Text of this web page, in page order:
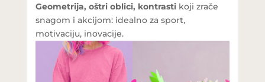
Geometrija, oštri oblici, kontrastikoji zrače
snagom i akcijom: idealno za sport,
motivaciju, inovacije.